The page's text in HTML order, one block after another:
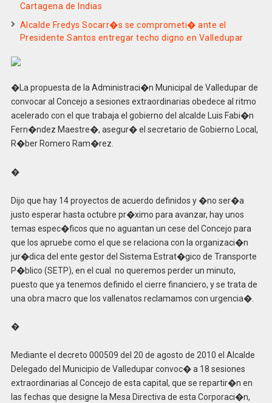
Cartagena de Indias
Alcalde Fredys Socarr�s se comprometi� ante el
Presidente Santos entregar techo digno en Valledupar
�La propuesta de la Administraci�n Municipal de Valledupar de
convocar al Concejo a sesiones extraordinarias obedece al ritmo
acelerado con el que trabaja el gobierno del alcalde Luis Fabi�n
Fern�ndez Maestre�, asegur� el secretario de Gobierno Local,
R�ber Romero Ram�rez.
�
Dijo que hay 14 proyectos de acuerdo definidos y �no ser�a
justo esperar hasta octubre pr�ximo para avanzar, hay unos
temas espec�ficos que no aguantan un cese del Concejo para
que los apruebe como el que se relaciona con la organizaci�n
jur�dica del ente gestor del Sistema Estrat�gico de Transporte
P�blico (SETP), en el cual no queremos perder un minuto,
puesto que ya tenemos definido el cierre financiero, y se trata de
una obra macro que los vallenatos reclamamos con urgencia�.
�
Mediante el decreto 000509 del 20 de agosto de 2010 el Alcalde
Delegado del Municipio de Valledupar convoc� a 18 sesiones
extraordinarias al Concejo de esta capital, que se repartir�n en
las fechas que designe la Mesa Directiva de esta Corporaci�n,